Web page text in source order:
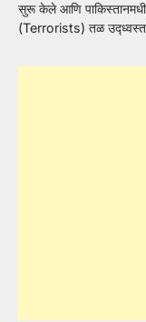
सुरू केले आणि
(Terrorists) तळ उद्ध्वस्त